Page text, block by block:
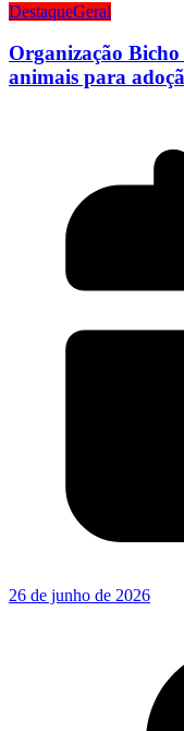
DestaqueGeral
Organização Bicho
animais para
26 de junho de 2026